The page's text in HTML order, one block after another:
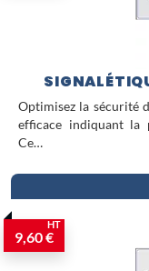
Optimisez la sécurité
efficace indiquant la
Ce…
9,60 €
HT